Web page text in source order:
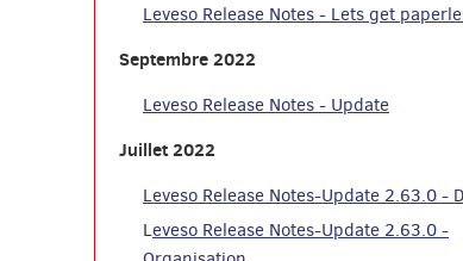
Leveso Release Notes - Lets get
Septembre 2022
Leveso Release Notes - Update
Juillet 2022
Leveso Release Notes-Update 2.63.0 -
Leveso Release Notes-Update 2.63.0 -